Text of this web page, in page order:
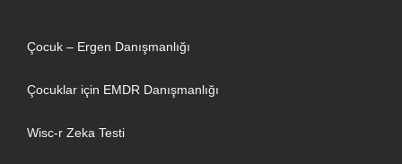
Çocuk – Ergen Danışmanlığı
Çocuklar için EMDR Danışmanlığı
Wisc-r Zeka Testi